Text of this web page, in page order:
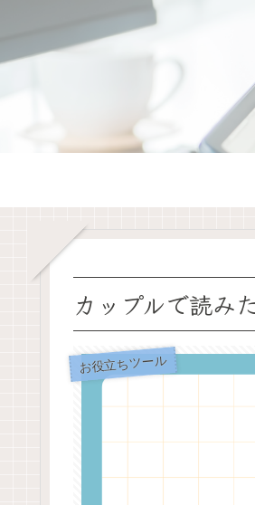
カップルで読み
お役立ちツール